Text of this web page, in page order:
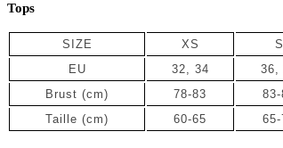
Tops
SIZE XS S
EU
32, 34 36,
Brust (cm)
78-83 83-
Taille (cm) 60-65 65-